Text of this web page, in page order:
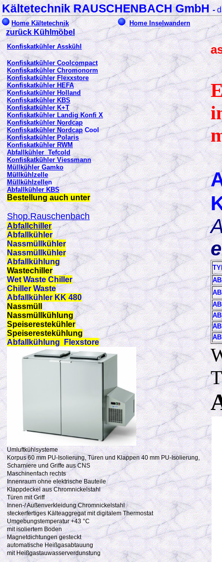
Kältetechnik RAUSCHENBACH GmbH-
Home Kältetechnik Home Inselwandern
zurück Kühlmöbel
Konfiskatkühler Asskühl
Konfiskatkühler Coolcompact
Konfiskatkühler Chromonorm
Konfiskatkühler Flexxstore
Konfiskatkühler HEFA
Konfiskatkühler Holland
Konfiskatkühler KBS
Konfiskatkühler K+T
Konfiskatkühler Landig Konfi X
Konfiskatkühler Nordcap
Konfiskatkühler NordcapCool
Konfiskatkühler Polaris
Konfiskatkühler RWM
Abfallkühler Tefcold
Konfiskatkühler Viessmann
Müllkühler Gamko
Müllkühlzelle
Müllkühlzellen
Abfallkühler KBS
Bestellung auch unter
Shop.Rauschenbach
Abfallchiller
Abfallkühler
Nassmüllkühler
Nassmüllkühler
Abfallkühlung
Wastechiller
Wet Waste Chiller
Chiller Waste
Abfallkühler KK 480
Nassmüll
Nassmüllkühlung
Speiserestekühler
Speiserestekühlung
Abfallkühlung Flexstore
Umluftkühlsysteme
Korpus 60 mm PU-Isolierung, Türen und Klappen 40 mm PU-Isolierung,
Scharniere und Griffe aus CNS
Maschinenfach rechts
Innenraum ohne elektrische Bauteile
Klappdeckel aus Chromnickelstahl
Türen mit Griff
Innen-/ Außenverkleidung Chromnickelstahl
steckerfertiges Kälteaggregat mit digitalem Thermostat
Umgebungstemperatur +43 °C
mit isoliertem Boden
Magnetdichtungen gesteckt
automatische Heißgasabtauung
mit Heißgastauwasserverdunstung